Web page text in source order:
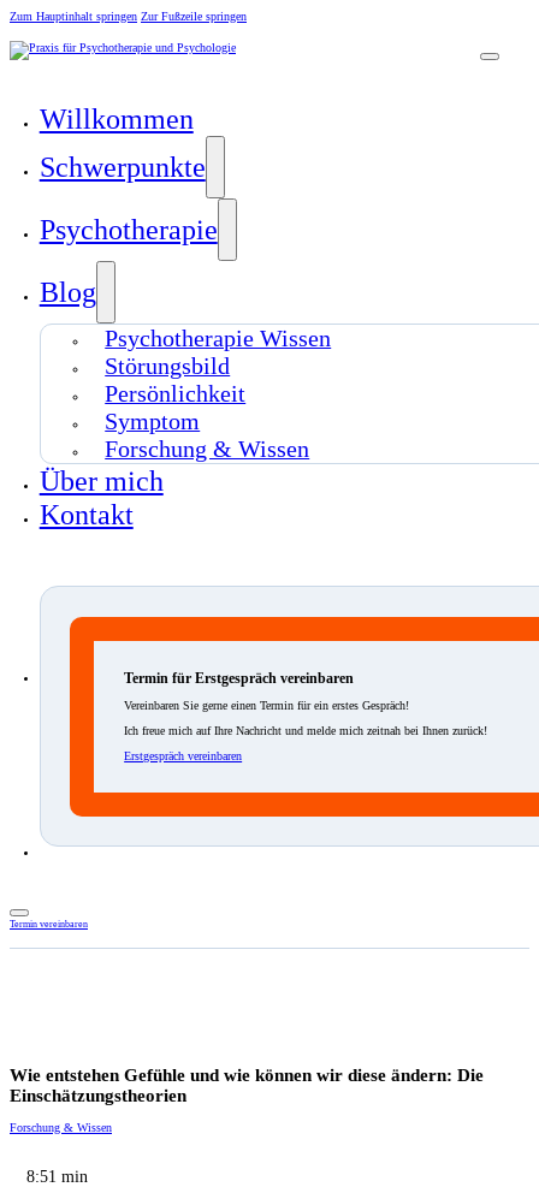
Zum Hauptinhalt springen Zur Fußzeile springen
Willkommen
Schwerpunkte
Psychotherapie
Blog
Psychotherapie Wissen
Störungsbild
Persönlichkeit
Symptom
Forschung & Wissen
Über mich
Kontakt
Termin für Erstgespräch vereinbaren
Vereinbaren Sie gerne einen Termin für ein erstes Gespräch!
Ich freue mich auf Ihre Nachricht und melde mich zeitnah bei Ihnen zurück!
Erstgespräch vereinbaren
Termin vereinbaren
Wie entstehen Gefühle und wie können wir diese ändern: Die
Einschätzungstheorien
Forschung & Wissen
8:51 min